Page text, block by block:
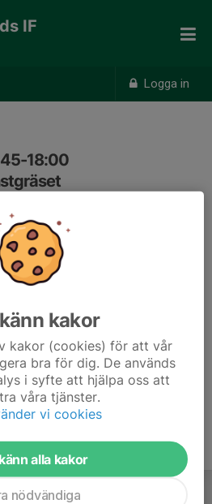
Logga in
IF
18:00
kakor
kakor (cookies) för att vår
bra för dig. De används
i syfte att hjälpa oss att
våra tjänster.
vi cookies
alla kakor
nödvändiga